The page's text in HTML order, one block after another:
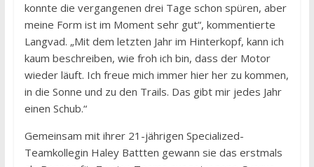
konnte die vergangenen drei Tage schon spüren, aber
meine Form ist im Moment sehr gut“, kommentierte
Langvad. „Mit dem letzten Jahr im Hinterkopf, kann ich
kaum beschreiben, wie froh ich bin, dass der Motor
wieder läuft. Ich freue mich immer hier her zu kommen,
in die Sonne und zu den Trails. Das gibt mir jedes Jahr
einen Schub.“
Gemeinsam mit ihrer 21-jährigen Specialized-
Teamkollegin Haley Battten gewann sie das erstmals